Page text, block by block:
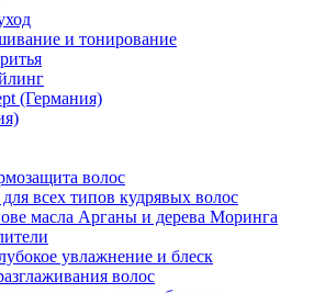
и тонирование
(Германия)
волос
всех типов кудрявых волос
масла Арганы и дерева Моринга
увлажнение и блеск
волос